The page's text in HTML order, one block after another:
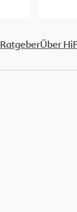
RatgeberÜber